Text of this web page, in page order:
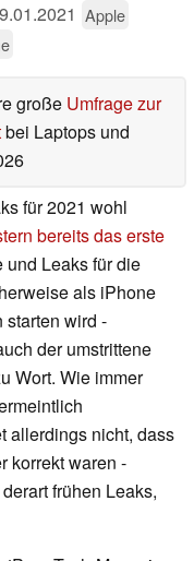
Apple
große Umfrage zur
bei Laptops und
für 2021 wohl
bereits das erste
und Leaks für die
als iPhone
starten wird -
der umstrittene
Wort. Wie immer
allerdings nicht, dass
korrekt waren -
frühen Leaks,